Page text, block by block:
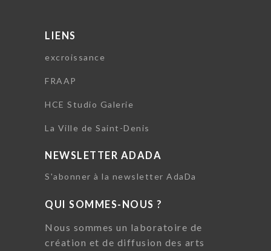
LIENS
excroissance
FRAAP
HCE Studio Galerie
La Ville de Saint-Denis
NEWSLETTER ADADA
S'abonner à la newsletter AdaDa
QUI SOMMES-NOUS ?
Nous sommes un laboratoire de
création et de diffusion des arts